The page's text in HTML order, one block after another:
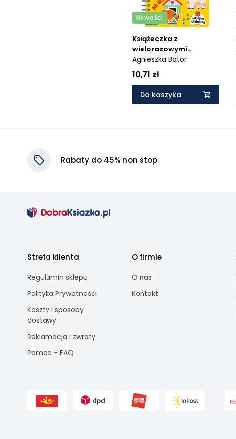
Nowości
Książeczka z
wielorazowymi
naklejkami. Na wsi.
Naklejam, odklejam!
Agnieszka Bator
10,71 zł
Do koszyka
Rabaty do 45% non stop
Strefa klienta
Regulamin sklepu
Polityka Prywatności
Koszty i sposoby
dostawy
Reklamacja i zwroty
Pomoc - FAQ
O firmie
O nas
Kontakt